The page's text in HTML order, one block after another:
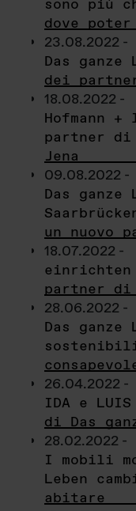
sono più
dove
23.08.2022 -
Das ganze
dei
18.08.2022 -
Hofmann
partner di
Jena
09.08.2022 -
Das ganze
un nuovo
18.07.2022 -
partner di
28.06.2022 -
Das ganze
26.04.2022 -
IDA e
di Das
28.02.2022 -
I mobili
Leben
abitare